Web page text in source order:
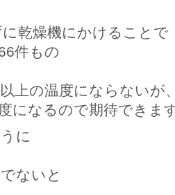
乾燥機にかけることで
件もの
上の温度にならないが
になるので期待できま
に
ないと